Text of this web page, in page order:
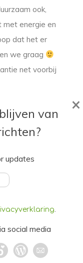
ook,
energie en
dat het er
we graag
net voorbij
meteen zo
van
updates
.
social media
×